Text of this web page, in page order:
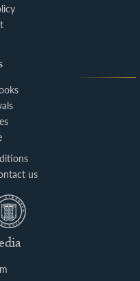
us